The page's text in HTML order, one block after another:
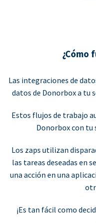
¿Cómo
Las integraciones de
datos de Donorbox a tu
Estos flujos de trabajo
Donorbox con tu
Los zaps utilizan
las tareas deseadas en
una acción en una
¡Es tan fácil como